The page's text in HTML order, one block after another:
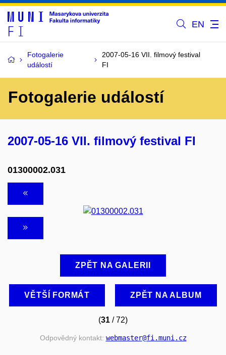
EN
Fotogalerie
událostí
2007-05-16 VII. filmový festival
FI
Fotogalerie událostí
2007-05-16 VII. filmový festival FI
01300002.031
ZPĚT NA GALERII
VĚTŠÍ FORMÁT ZPĚT NA ALBUM
(31 / 72)
Odpovědný kontakt: webmaster@fi.muni.cz